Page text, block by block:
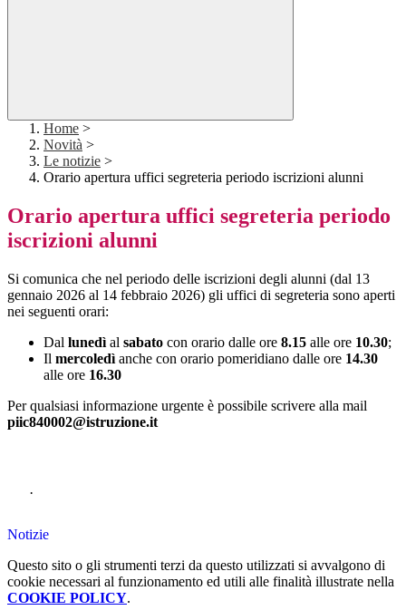
Home >
Novità >
Le notizie >
Orario apertura uffici segreteria periodo iscrizioni alunni
Orario apertura uffici segreteria periodo
iscrizioni alunni
Si comunica che nel periodo delle iscrizioni degli alunni (dal 13
gennaio 2026 al 14 febbraio 2026) gli uffici di segreteria sono aperti
nei seguenti orari:
Dal lunedì al sabato con orario dalle ore 8.15 alle ore 10.30;
Il mercoledì anche con orario pomeridiano dalle ore 14.30
alle ore 16.30
Per qualsiasi informazione urgente è possibile scrivere alla mail
piic840002@istruzione.it
·
Notizie
Questo sito o gli strumenti terzi da questo utilizzati si avvalgono di
cookie necessari al funzionamento ed utili alle finalità illustrate nella
COOKIE POLICY.